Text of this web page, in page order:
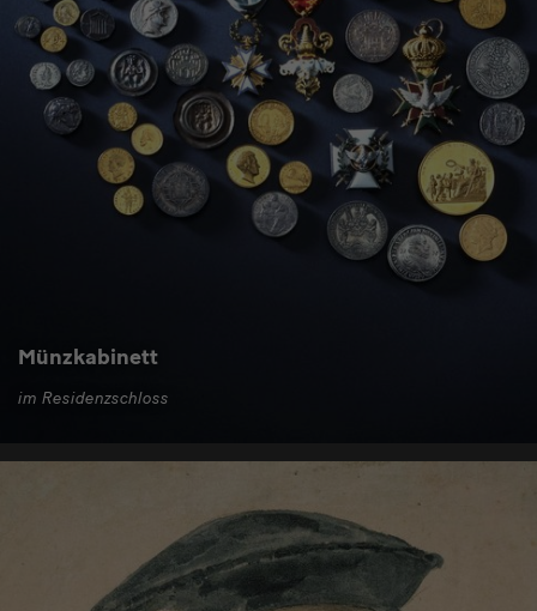
Münzkabinett
im Residenzschloss